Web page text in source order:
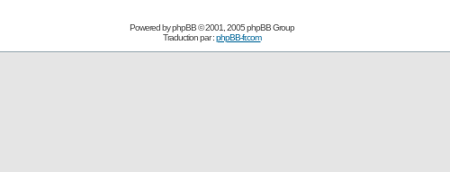
Powered byphpBB© 2001, 2005 phpBB Group
Traduction par :phpBB-fr.com